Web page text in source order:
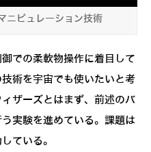
ニピュレーション技術
での柔軟物操作に着目して
術を宇宙でも使いたいと考
ザーズとはまず、前述のバ
実験を進めている。課題は
ている。